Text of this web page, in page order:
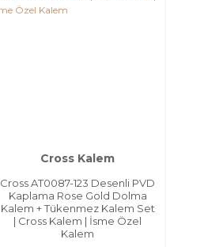
Cross Kalem
Cross AT0087-123 Desenli PVD
Kaplama Rose Gold Dolma
Kalem + Tükenmez Kalem Set
| Cross Kalem | İsme Özel
Kalem